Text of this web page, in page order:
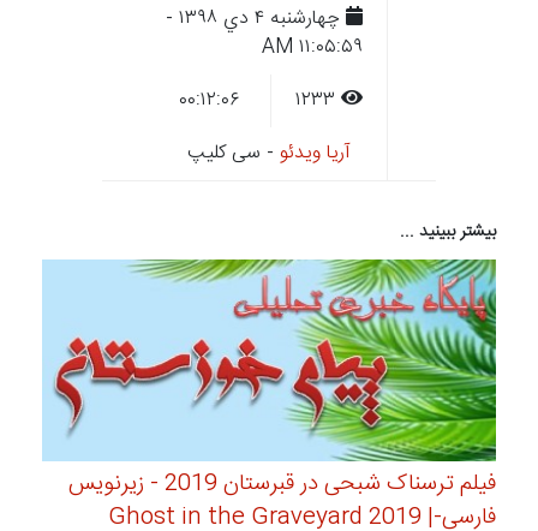
چهارشنبه ۴ دي ۱۳۹۸ -
۱۱:۰۵:۵۹ AM
آریا ویدئو - سی کلیپ
بیشتر ببینید ...
فیلم ترسناک شبحی در قبرستان 2019 - زیرنویس
فارسی-| Ghost in the Graveyard 2019